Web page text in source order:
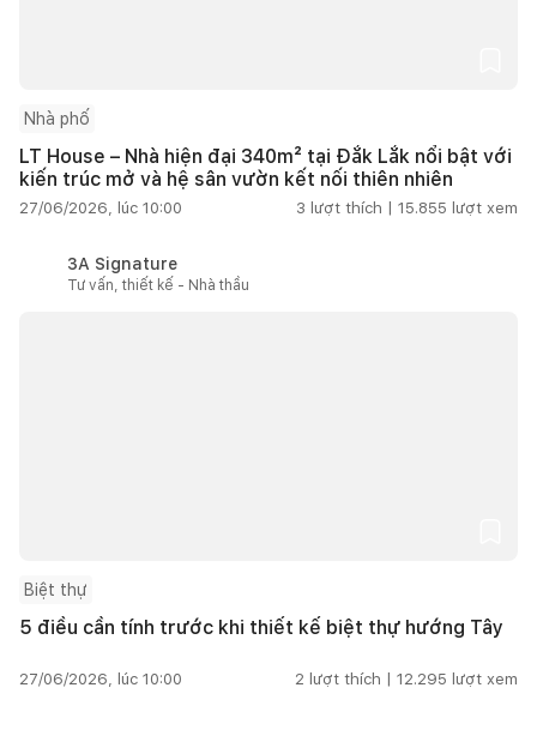
Nhà phố
LT House – Nhà hiện đại 340m² tại Đắk Lắk nổi bật với
kiến trúc mở và hệ sân vườn kết nối thiên nhiên
27/06/2026, lúc 10:00 3 lượt thích | 15.855 lượt xem
3A Signature
Tư vấn, thiết kế - Nhà thầu
Biệt thự
5 điều cần tính trước khi thiết kế biệt thự hướng Tây
27/06/2026, lúc 10:00 2 lượt thích | 12.295 lượt xem